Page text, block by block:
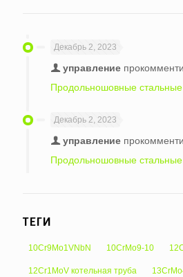
Декабрь 2, 2023
управление
Продольношовные
Декабрь 2, 2023
управление
Продольношовные
ТЕГИ
10Cr9Mo1VNbN 10CrMo9-10
12Cr1MoV котельная труба